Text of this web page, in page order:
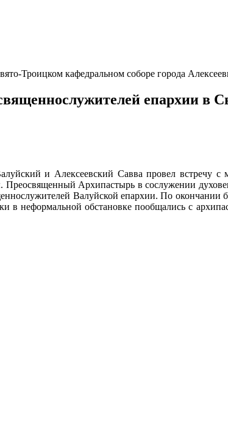
Троицком кафедральном соборе города
епархии в
и Алексеевский Савва провел встречу с
Архипастырь в сослужении
Валуйской епархии. По окончании
в неформальной обстановке пообщались с